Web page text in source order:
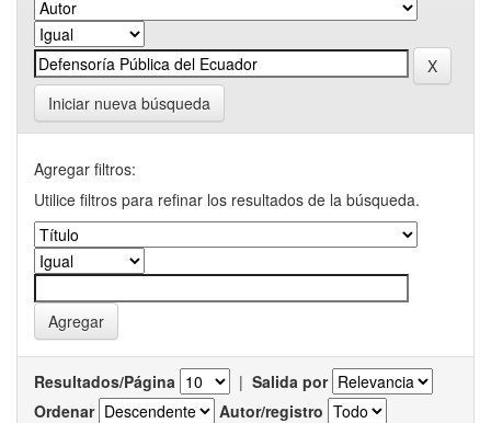
Iniciar nueva búsqueda
Agregar filtros:
Utilice filtros para refinar los resultados de la búsqueda.
Resultados/Página | Salida por
Ordenar
Autor/registro